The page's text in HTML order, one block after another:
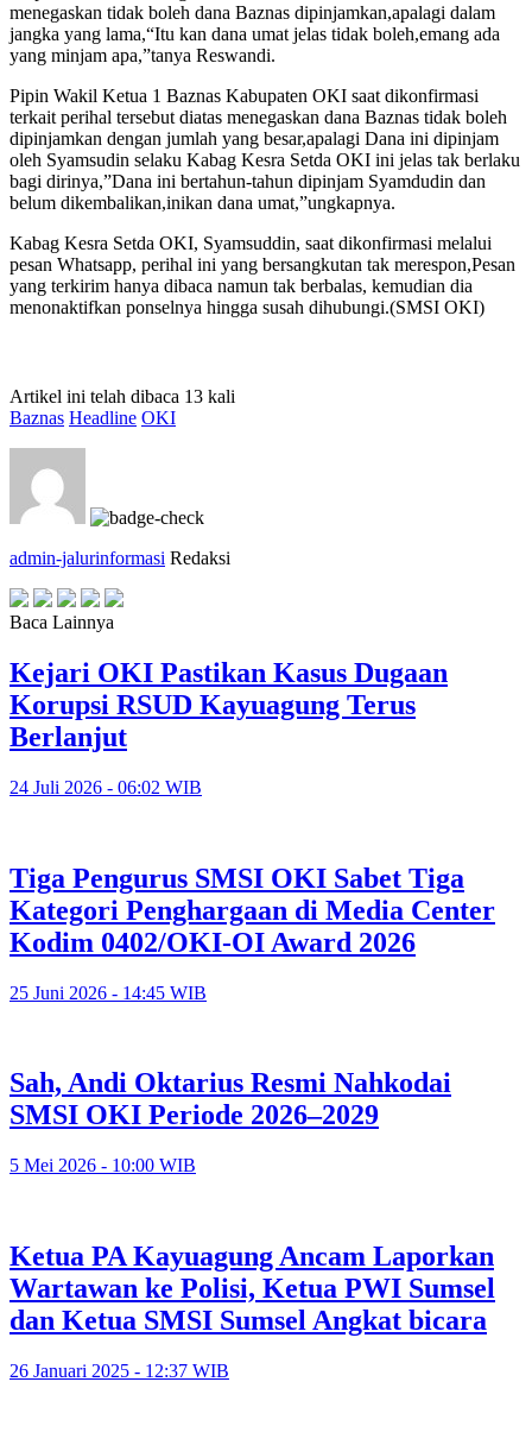
menegaskan tidak boleh dana Baznas dipinjamkan,apalagi dalam
jangka yang lama,“Itu kan dana umat jelas tidak boleh,emang ada
yang minjam apa,”tanya Reswandi.
Pipin Wakil Ketua 1 Baznas Kabupaten OKI saat dikonfirmasi
terkait perihal tersebut diatas menegaskan dana Baznas tidak boleh
dipinjamkan dengan jumlah yang besar,apalagi Dana ini dipinjam
oleh Syamsudin selaku Kabag Kesra Setda OKI ini jelas tak berlaku
bagi dirinya,”Dana ini bertahun-tahun dipinjam Syamdudin dan
belum dikembalikan,inikan dana umat,”ungkapnya.
Kabag Kesra Setda OKI, Syamsuddin, saat dikonfirmasi melalui
pesan Whatsapp, perihal ini yang bersangkutan tak merespon,Pesan
yang terkirim hanya dibaca namun tak berbalas, kemudian dia
menonaktifkan ponselnya hingga susah dihubungi.(SMSI OKI)
Artikel ini telah dibaca 13 kali
Baznas Headline OKI
admin-jalurinformasi Redaksi
Baca Lainnya
Kejari OKI Pastikan Kasus Dugaan
Korupsi RSUD Kayuagung Terus
Berlanjut
24 Juli 2026 - 06:02 WIB
Tiga Pengurus SMSI OKI Sabet Tiga
Kategori Penghargaan di Media Center
Kodim 0402/OKI-OI Award 2026
25 Juni 2026 - 14:45 WIB
Sah, Andi Oktarius Resmi Nahkodai
SMSI OKI Periode 2026–2029
5 Mei 2026 - 10:00 WIB
Ketua PA Kayuagung Ancam Laporkan
Wartawan ke Polisi, Ketua PWI Sumsel
dan Ketua SMSI Sumsel Angkat bicara
26 Januari 2025 - 12:37 WIB